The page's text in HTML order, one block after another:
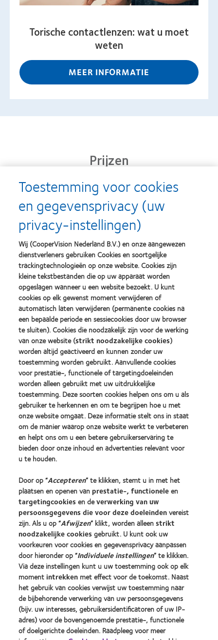
Torische contactlenzen: wat u moet
weten
MEER INFORMATIE
Prijzen
Learn
more
about
Silmo
d’Or
best
product
award
met
MyDay™
(2013)
Learn
more
about
Contact
Lens
Product
of
the
Year
(2013)
Learn
more
about
2012
&
2010
Best
Companies
for
Leaders
(2012)
Learn
more
about
2011
Best
Factory
Awards
(2011)
Learn
more
about
ODMA
2011
(2011)
Learn
more
about
2012
REBRAND
100®
Global
Award
(2012)
Onze producten
Zoek uw contactlens
Contactlenstechnologie
Vind uw opticien
Contactlenzen en gezichtsvermogen
Nieuwe drager
Ervaren drager
Over CooperVision
Vacatures bij CooperVision
Nieuwscentrum
Contact
Legal
Toestemming voor cookies
en gegevensprivacy (uw
privacy-instellingen)
Wij (CooperVision Nederland B.V.) en onze aangewezen
dienstverleners gebruiken Cookies en soortgelijke
trackingtechnologieën op onze website. Cookies zijn
kleine tekstbestanden die op uw apparaat worden
opgeslagen wanneer u een website bezoekt. U kunt
cookies op elk gewenst moment verwijderen of
automatisch laten verwijderen (permanente cookies na
een bepaalde periode en sessiecookies door uw browser
te sluiten). Cookies die noodzakelijk zijn voor de werking
van onze website (strikt noodzakelijke cookies)
worden altijd geactiveerd en kunnen zonder uw
toestemming worden gebruikt. Aanvullende cookies
voor prestatie-, functionele of targetingdoeleinden
worden alleen gebruikt met uw uitdrukkelijke
toestemming. Deze soorten cookies helpen ons om u als
gebruiker te herkennen en om te begrijpen hoe u met
onze website omgaat. Deze informatie stelt ons in staat
om de manier waarop onze website werkt te verbeteren
en helpt ons om u een betere gebruikerservaring te
bieden door onze inhoud en advertenties relevant voor
u te houden.
Door op “Accepteren” te klikken, stemt u in met het
plaatsen en openen van prestatie-, functioneleen
targetingcookiesen deverwerking van uw
persoonsgegevens die voor deze doeleindenvereist
zijn. Als u op “Afwijzen” klikt, worden alleenstrikt
noodzakelijke cookiesgebruikt. U kunt ook uw
voorkeuren voor cookies en gegevensprivacy aanpassen
door hieronder op “Individuele instellingen” te klikken.
Via deze instellingen kunt u uw toestemming ook op elk
moment intrekken met effect voor de toekomst. Naast
het gebruik van cookies verwijst uw toestemming naar
de bijbehorende verwerking van uw persoonsgegevens
(bijv. uw interesses, gebruikersidentificatoren of uw IP-
adres) voor de bovengenoemde prestatie-, functionele
of doelgerichte doeleinden. Raadpleeg voor meer